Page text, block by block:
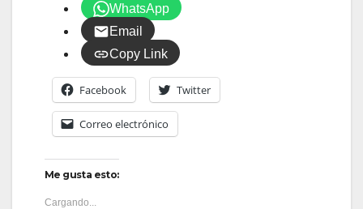
WhatsApp
Email
Copy Link
Facebook Twitter
Correo electrónico
Me gusta esto:
Cargando...